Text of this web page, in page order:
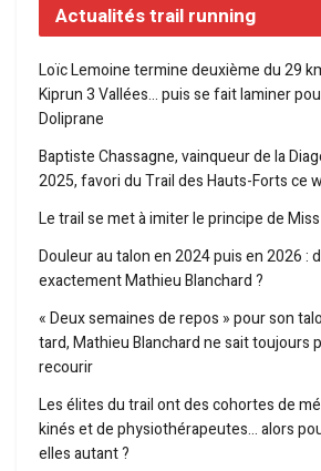
Actualités trail running
Loïc Lemoine termine deuxième du 29
Kiprun 3 Vallées… puis se fait laminer
Doliprane
Baptiste Chassagne, vainqueur de la
2025, favori du Trail des Hauts-Forts ce
Le trail se met à imiter le principe de
Douleur au talon en 2024 puis en 2026 :
exactement Mathieu Blanchard ?
« Deux semaines de repos » pour son
tard, Mathieu Blanchard ne sait toujours
recourir
Les élites du trail ont des cohortes de
kinés et de physiothérapeutes… alors
elles autant ?